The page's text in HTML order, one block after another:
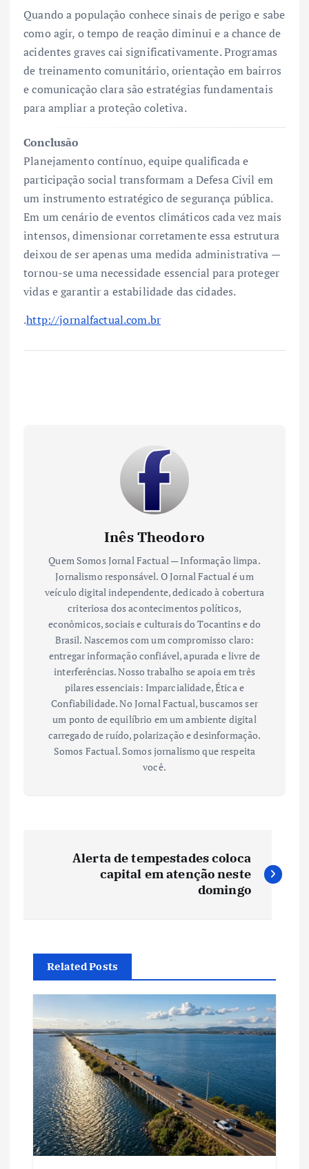
Quando a população conhece sinais de perigo e sabe
como agir, o tempo de reação diminui e a chance de
acidentes graves cai significativamente. Programas
de treinamento comunitário, orientação em bairros
e comunicação clara são estratégias fundamentais
para ampliar a proteção coletiva.
Conclusão
Planejamento contínuo, equipe qualificada e
participação social transformam a Defesa Civil em
um instrumento estratégico de segurança pública.
Em um cenário de eventos climáticos cada vez mais
intensos, dimensionar corretamente essa estrutura
deixou de ser apenas uma medida administrativa —
tornou-se uma necessidade essencial para proteger
vidas e garantir a estabilidade das cidades.
.http://jornalfactual.com.br
Inês Theodoro
Quem Somos Jornal Factual — Informação limpa.
Jornalismo responsável. O Jornal Factual é um
veículo digital independente, dedicado à cobertura
criteriosa dos acontecimentos políticos,
econômicos, sociais e culturais do Tocantins e do
Brasil. Nascemos com um compromisso claro:
entregar informação confiável, apurada e livre de
interferências. Nosso trabalho se apoia em três
pilares essenciais: Imparcialidade, Ética e
Confiabilidade. No Jornal Factual, buscamos ser
um ponto de equilíbrio em um ambiente digital
carregado de ruído, polarização e desinformação.
Somos Factual. Somos jornalismo que respeita
você.
e
g
a
ç
ã
o
d
Alerta de tempestades coloca
capital em atenção neste
domingo
Related Posts